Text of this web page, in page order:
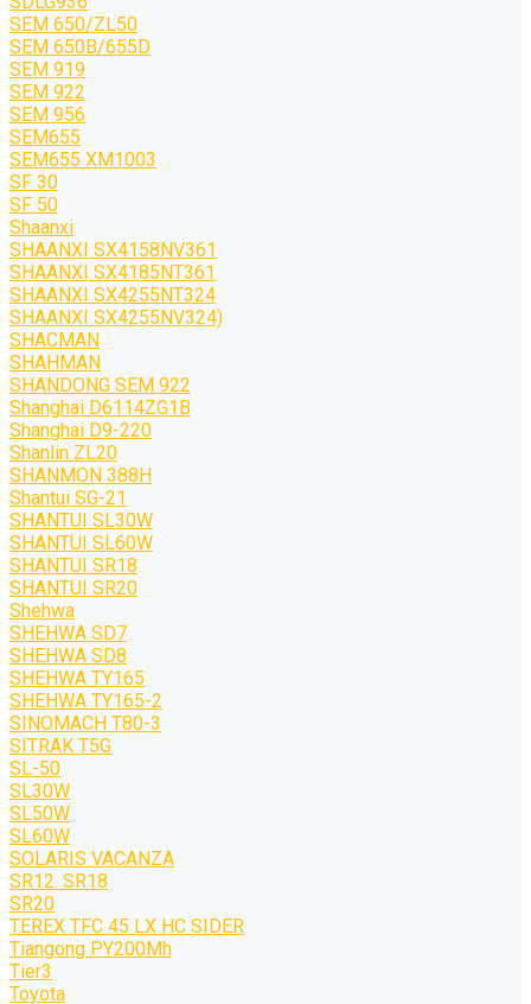
SEM 650/ZL50
SEM 650B/655D
SEM 919
SEM 922
SEM 956
SEM655
SEM655 XM1003
SF 30
SF 50
Shaanxi
SHAANXI SX4158NV361
SHAANXI SX4185NT361
SHAANXI SX4255NT324
SHAANXI SX4255NV324)
SHACMAN
SHAHMAN
SHANDONG SEM 922
Shanghai D6114ZG1B
Shanghai D9-220
Shanlin ZL20
SHANMON 388H
Shantui SG-21
SHANTUI SL30W
SHANTUI SL60W
SHANTUI SR18
SHANTUI SR20
Shehwa
SHEHWA SD7
SHEHWA SD8
SHEHWA TY165
SHEHWA TY165-2
SINOMACH T80-3
SITRAK T5G
SL-50
SL30W
SL50W
SL60W
SOLARIS VACANZA
SR12. SR18
SR20
TEREX TFC 45 LX HC SIDER
Tiangong PY200Mh
Tier3
Toyota